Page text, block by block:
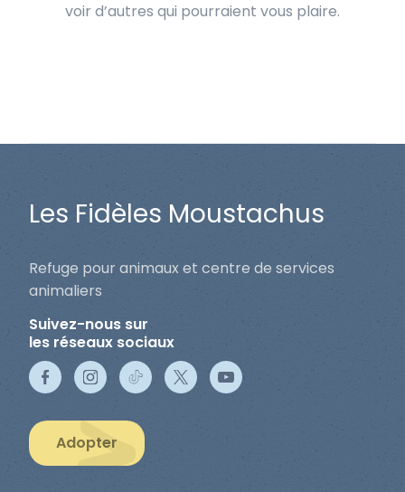
voir d’autres qui pourraient vous plaire.
Les Fidèles Moustachus
Refuge pour animaux et centre de services
animaliers
Suivez-nous sur
les réseaux sociaux
Adopter